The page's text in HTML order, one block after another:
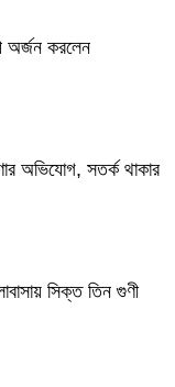
অর্জন করলেন
অভিযোগ, সতর্ক থাকার
সিক্ত তিন গুণী